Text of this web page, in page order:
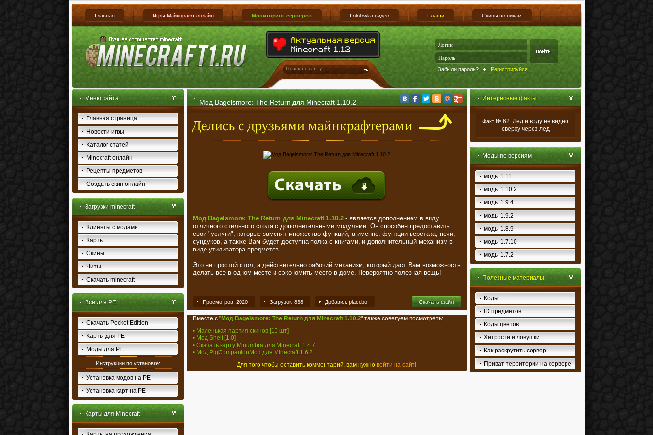
Главная Игры Майкнрафт онлайн Мониторинг серверов Lololowka видео Плащи Скины по никам
Забыли пароль? Регистрируйся
Меню сайта
Главная страница
Новости игры
Каталог статей
Minecraft онлайн
Рецепты предметов
Создать скин онлайн
Загрузки minecraft
Клиенты с модами
Карты
Скины
Читы
Скачать minecraft
Все для PE
Скачать Pocket Edition
Карты для PE
Моды для PE
Инструкции по установке:
Установка модов на PE
Установка карт на PE
Карты для Minecraft
Интересные факты
Факт № 62. Лед и воду не видно
сверху через лед
Моды по версиям
моды 1.11
моды 1.10.2
моды 1.9.4
моды 1.9.2
моды 1.8.9
моды 1.7.10
моды 1.7.2
Полезные материалы
Коды
ID предметов
Коды цветов
Хитрости и ловушки
Как раскрутить сервер
Приват территории на сервере
Мод Bagelsmore: The Return для Minecraft 1.10.2
Мод Bagelsmore: The Return для Minecraft 1.10.2- является дополнением в виду
отличного стильного стола с дополнительными модулями. Он способен предоставить
свои "услуги", которые заменят множество функций, а именно: функции верстака, печи,
сундуков, а также Вам будет доступна полка с книгами, и дополнительный механизм в
виде утилизатора предметов.
Это не простой стол, а действительно рабочий механизм, который даст Вам возможность
делать все в одном месте и сэкономить место в доме. Невероятно полезная вещь!
Просмотров: 2020 Загрузок: 838 Добавил: placebo Скачать файл
Вместе с "Мод Bagelsmore: The Return для Minecraft 1.10.2" также советуем посмотреть:
• Маленькая партия скинов [10 шт]
• Мод Shelf [1.0]
• Скачать карту Minumbra для Minecraft 1.4.7
• Мод PigCompanionMod для Minecraft 1.6.2
Для того чтобы оставить комментарий, вам нужно войти на сайт!